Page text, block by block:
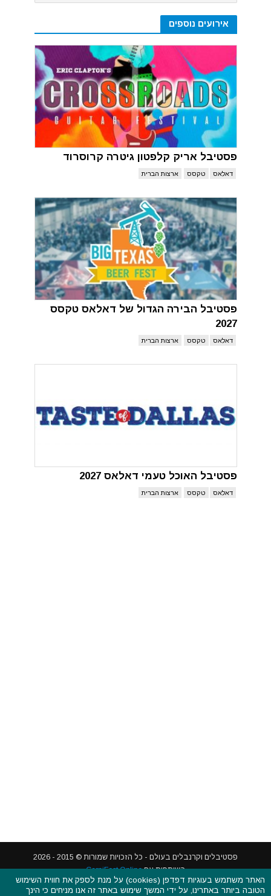
אירועים נוספים
פסטיבל אריק קלפטון גיטרה קרוסרוד
דאלאס טקסס ארצות הברית
פסטיבל הבירה הגדול של דאלאס טקסס
2027
דאלאס טקסס ארצות הברית
פסטיבל האוכל טעמי דאלאס 2027
דאלאס טקסס ארצות הברית
פסטיבלים וקרנבלים בעולם - כל הזכויות שמורות © 2015 - 2026
בשותפות עםCarniFest Online
ראשי
הצהרת נגישות אודות תקנון האתר ותנאי שימוש
הטובה ביותר באתרינו, על ידי המשך שימוש באתר זה אנו מניחים כי הינך
מאשר את המשך השימוש בעוגיות אלו,לחץ כאןכדי לקרוא את מדיניות עוגיות
הדפדפן שלנו.